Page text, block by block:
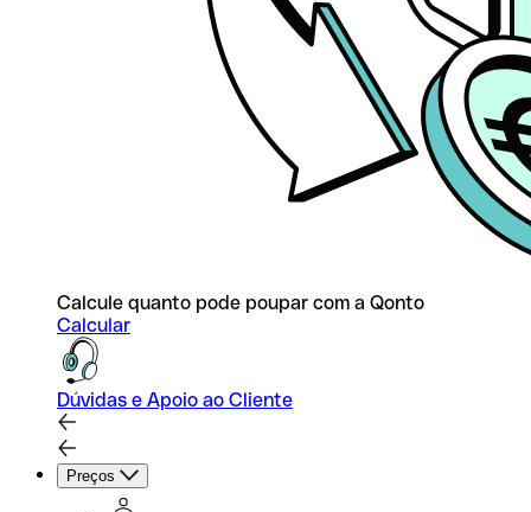
Calcule quanto pode poupar com a Qonto
Calcular
Dúvidas e Apoio ao Cliente
Preços